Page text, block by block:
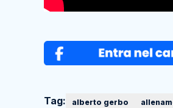
Tag: alberto gerbo